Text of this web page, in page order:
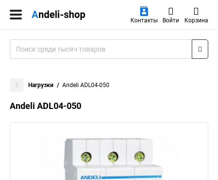
Контакты Войти Корзина
Нагрузки Andeli ADL04-050
Andeli ADL04-050